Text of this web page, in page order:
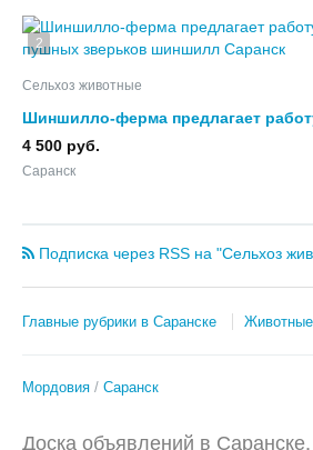
2
Сельхоз животные
Шиншилло-ферма предлагает
пушных зверьков шиншилл
4 500 руб.
Саранск
Подписка через RSS на "Сельхоз
Главные рубрики в Саранске Животные
Мордовия Саранск
Доска объявлений в